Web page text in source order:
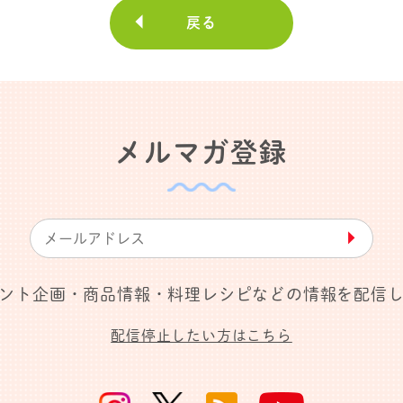
戻る
メルマガ登録
▶︎
ト企画・商品情報・料理レシピなどの情報を配信
配信停止したい方はこちら